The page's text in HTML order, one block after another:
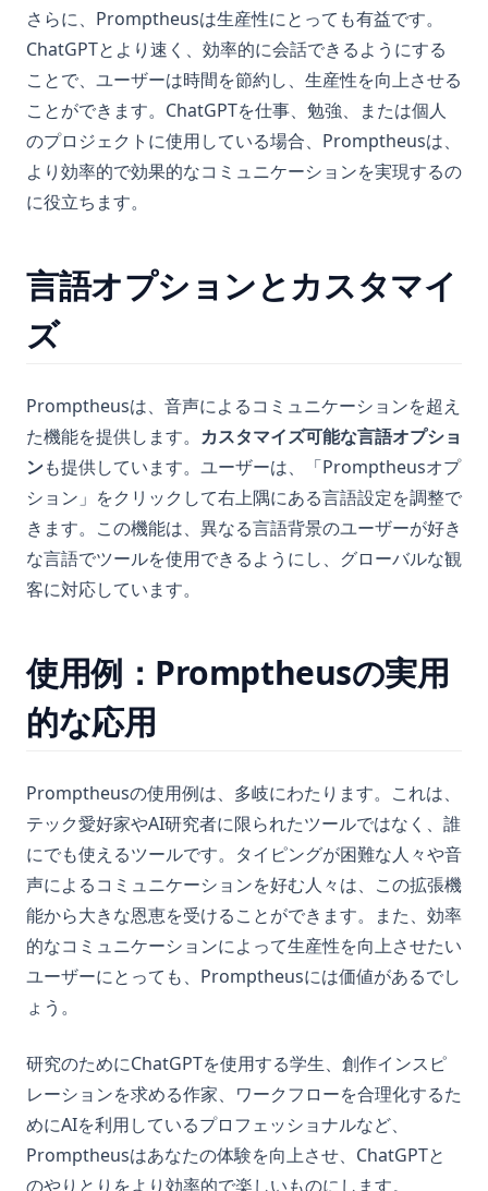
Pythonの循環インポート：回避方法
Pythonの禅：その意義とアクセス方法
Pythonの辞書を見やすく表示する方法
Pythonは大文字と小文字を区別するのか？
Pythonを使用してSnowflake REST APIからデータを取得する：
完全なチュートリアル
か？
Pythonスクリプトの実行方法：初心者向けガイド
Pythonタイマー機能とストップウォッチの使い方
イド
Pythonバージョンの確認方法
PythonバージョンマネージャーのPyenvの使い方
Pythonランダムサンプリング：効果的なデータ分析のためのヒ
ントとテクニック
SVM in Python, What It Is and How to Use It
Scikit-Learnとは：必須の機械学習ライブラリを理解する
Side_effect in Python - What It Is And How to Use?
Snowflake Connector Python: Install and Connect to
Snowflake with Ease
接続
Streamlit Datetime Slider - A Step-by-Step Introduction
Streamlit Datetime Slider - ステップバイステップの紹介
T-Test and P-Value in Python for Data Analysis
Text Cleaning in Python: Effective Data Cleaning Tutorial
The Ultimate Guide: How to Use Scikit-learn Imputer
Understanding Pandas DataFrame Indices | Python
Know
Unfolding the Architecture and Efficiency of Fast and Faster
R-CNN for Object Detection
Unlocking Creativity with Python and Arduino: A
Comprehensive Guide
さらに、Promptheusは生産性にとっても有益です。
ChatGPTとより速く、効率的に会話できるようにする
ことで、ユーザーは時間を節約し、生産性を向上させる
ことができます。ChatGPTを仕事、勉強、または個人
のプロジェクトに使用している場合、Promptheusは、
より効率的で効果的なコミュニケーションを実現するの
に役立ちます。
言語オプションとカスタマイ
ズ
Promptheusは、音声によるコミュニケーションを超え
た機能を提供します。 カスタマイズ可能な言語オプショ
ンも提供しています。ユーザーは、「Promptheusオプ
ション」をクリックして右上隅にある言語設定を調整で
きます。この機能は、異なる言語背景のユーザーが好き
な言語でツールを使用できるようにし、グローバルな観
客に対応しています。
使用例：Promptheusの実用
的な応用
Promptheusの使用例は、多岐にわたります。これは、
テック愛好家やAI研究者に限られたツールではなく、誰
にでも使えるツールです。タイピングが困難な人々や音
声によるコミュニケーションを好む人々は、この拡張機
能から大きな恩恵を受けることができます。また、効率
的なコミュニケーションによって生産性を向上させたい
ユーザーにとっても、Promptheusには価値があるでし
ょう。
研究のためにChatGPTを使用する学生、創作インスピ
レーションを求める作家、ワークフローを合理化するた
めにAIを利用しているプロフェッショナルなど、
Promptheusはあなたの体験を向上させ、ChatGPTと
のやりとりをより効率的で楽しいものにします。